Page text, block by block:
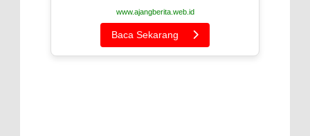
www.ajangberita.web.id
Baca Sekarang